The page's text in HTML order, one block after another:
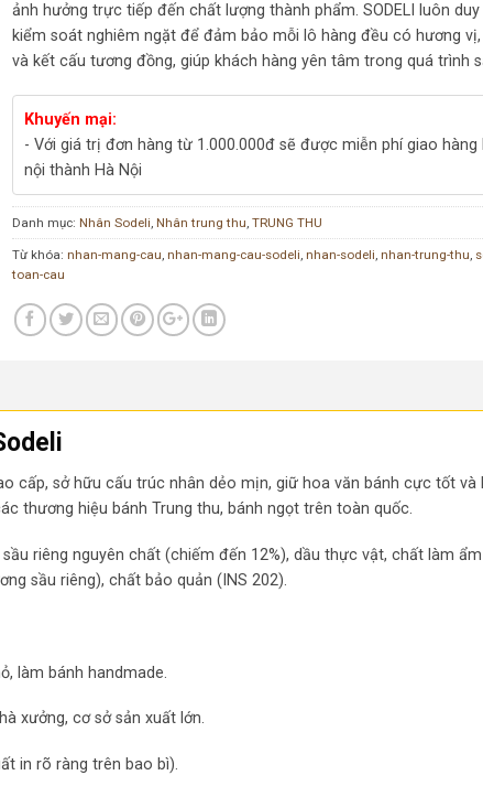
ảnh hưởng trực tiếp đến chất lượng thành phẩm. SODELI luôn
kiểm soát nghiêm ngặt để đảm bảo mỗi lô hàng đều có hương
và kết cấu tương đồng, giúp khách hàng yên tâm trong quá trình
Khuyến mại:
- Với giá trị đơn hàng từ 1.000.000đ sẽ được miễn phí giao hàng
nội thành Hà Nội
Danh mục:Nhân Sodeli,Nhân trung thu,TRUNG THU
Từ khóa:nhan-mang-cau,nhan-mang-cau-sodeli,nhan-sodeli,nhan-trung-thu,
toan-cau
cấp, sở hữu cấu trúc nhân dẻo mịn, giữ hoa văn bánh cực tốt và
thương hiệu bánh Trung thu, bánh ngọt trên toàn quốc.
riêng nguyên chất (chiếm đến 12%), dầu thực vật, chất làm ẩm
sầu riêng), chất bảo quản (INS 202).
làm bánh handmade.
xưởng, cơ sở sản xuất lớn.
in rõ ràng trên bao bì).